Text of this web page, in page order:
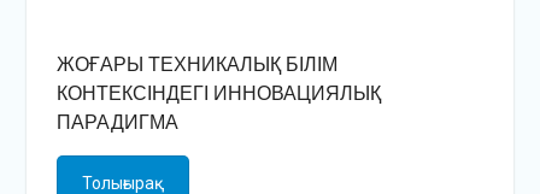
ЖОҒАРЫ ТЕХНИКАЛЫҚ БІЛІМ
КОНТЕКСІНДЕГІ ИННОВАЦИЯЛЫҚ
ПАРАДИГМА
Толығырақ